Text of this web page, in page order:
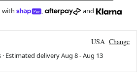
with , and
USA Change
Estimated deliveryAug 8-Aug 13